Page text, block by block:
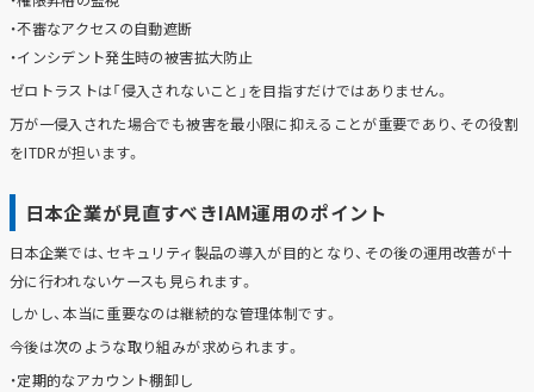
・不審なアクセスの自動遮断
・インシデント発生時の被害拡大防止
ゼロトラストは「侵入されないこと」を目指すだけではありません。
万が一侵入された場合でも被害を最小限に抑えることが重要であり、その役割
をITDRが担います。
日本企業が見直すべきIAM運用のポイント
日本企業では、セキュリティ製品の導入が目的となり、その後の運用改善が十
分に行われないケースも見られます。
しかし、本当に重要なのは継続的な管理体制です。
今後は次のような取り組みが求められます。
・定期的なアカウント棚卸し